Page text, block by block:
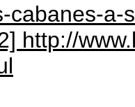
cabanes-
http://